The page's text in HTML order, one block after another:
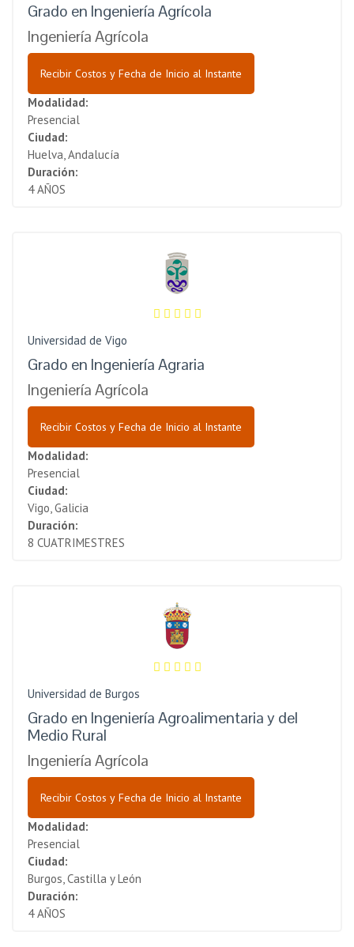
Grado en Ingeniería Agrícola
Ingeniería Agrícola
Recibir Costos y Fecha de Inicio al Instante
Modalidad:
Presencial
Ciudad:
Huelva, Andalucía
Duración:
4 AÑOS
Universidad de Vigo
Grado en Ingeniería Agraria
Ingeniería Agrícola
Recibir Costos y Fecha de Inicio al Instante
Modalidad:
Presencial
Ciudad:
Vigo, Galicia
Duración:
8 CUATRIMESTRES
Universidad de Burgos
Grado en Ingeniería Agroalimentaria y del
Medio Rural
Ingeniería Agrícola
Recibir Costos y Fecha de Inicio al Instante
Modalidad:
Presencial
Ciudad:
Burgos, Castilla y León
Duración:
4 AÑOS